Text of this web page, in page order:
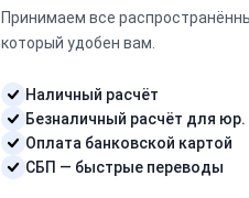
Принимаем все
который удобен вам.
Наличный расчёт
Безналичный расчёт для юр.
Оплата банковской картой
СБП — быстрые переводы